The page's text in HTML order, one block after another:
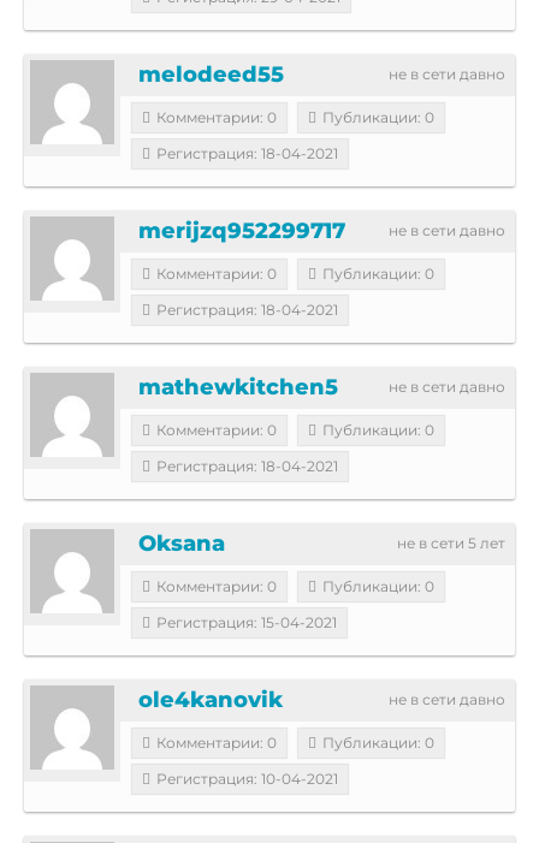
не в сети давно
melodeed55
Комментарии: 0
Публикации: 0
Регистрация: 18-04-2021
не в сети давно
merijzq952299717
Комментарии: 0
Публикации: 0
Регистрация: 18-04-2021
не в сети давно
mathewkitchen5
Комментарии: 0
Публикации: 0
Регистрация: 18-04-2021
не в сети 5 лет
Oksana
Комментарии: 0
Публикации: 0
Регистрация: 15-04-2021
не в сети давно
ole4kanovik
Комментарии: 0
Публикации: 0
Регистрация: 10-04-2021